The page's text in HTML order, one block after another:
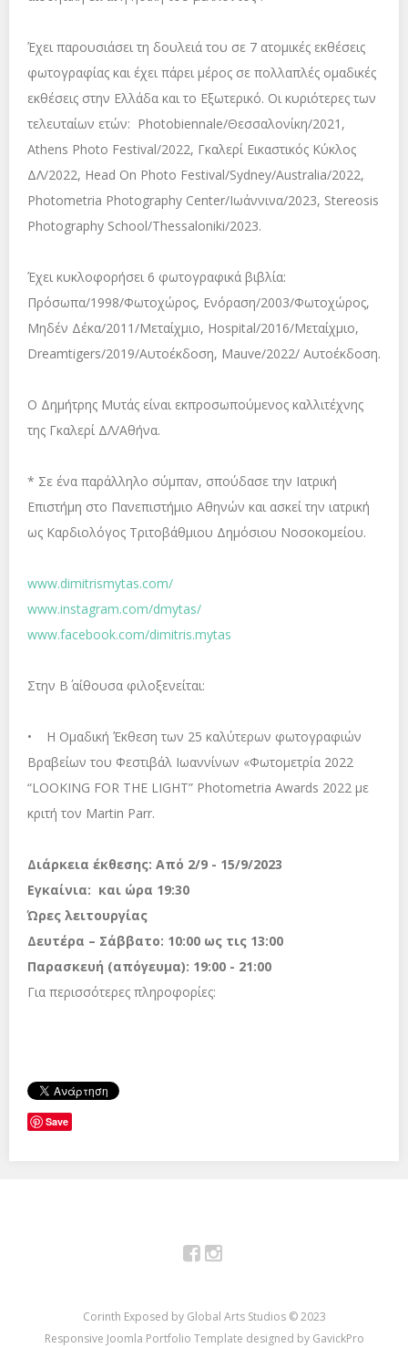
Έχει παρουσιάσει τη δουλειά του σε 7 ατομικές εκθέσεις
φωτογραφίας και έχει πάρει μέρος σε πολλαπλές ομαδικές
εκθέσεις στην Ελλάδα και το Εξωτερικό. Οι κυριότερες των
τελευταίων ετών: Photobiennale/Θεσσαλονίκη/2021,
Athens Photo Festival/2022, Γκαλερί Εικαστικός Κύκλος
ΔΛ/2022, Head On Photo Festival/Sydney/Australia/2022,
Photometria Photography Center/Ιωάννινα/2023, Stereosis
Photography School/Thessaloniki/2023.
Έχει κυκλοφορήσει 6 φωτογραφικά βιβλία:
Πρόσωπα/1998/Φωτοχώρος, Ενόραση/2003/Φωτοχώρος,
Μηδέν Δέκα/2011/Μεταίχμιο, Hospital/2016/Μεταίχμιο,
Dreamtigers/2019/Αυτοέκδοση, Mauve/2022/ Αυτοέκδοση.
Ο Δημήτρης Μυτάς είναι εκπροσωπούμενος καλλιτέχνης
της Γκαλερί ΔΛ/Αθήνα.
* Σε ένα παράλληλο σύμπαν, σπούδασε την Ιατρική
Επιστήμη στο Πανεπιστήμιο Αθηνών και ασκεί την ιατρική
ως Καρδιολόγος Τριτοβάθμιου Δημόσιου Νοσοκομείου.
www.dimitrismytas.com/
www.instagram.com/dmytas/
www.facebook.com/dimitris.mytas
Στην Β΄ αίθουσα φιλοξενείται:
• Η Ομαδική Έκθεση των 25 καλύτερων φωτογραφιών
Βραβείων του Φεστιβάλ Ιωαννίνων «Φωτομετρία 2022
“LOOKING FOR THE LIGHT” Photometria Awards 2022 με
κριτή τον Martin Parr.
Διάρκεια έκθεσης: Από 2/9 - 15/9/2023
Εγκαίνια: και ώρα 19:30
Ώρες λειτουργίας
Δευτέρα – Σάββατο: 10:00 ως τις 13:00
Παρασκευή (απόγευμα): 19:00 - 21:00
Για περισσότερες πληροφορίες:
Save
Facebook
Corinth Exposed by Global Arts Studios © 2023
Responsive Joomla Portfolio Template designed by GavickPro